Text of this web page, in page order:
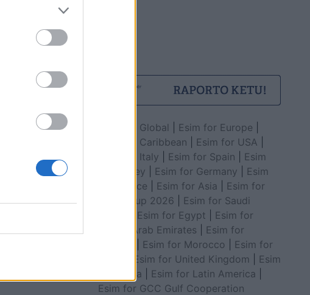
Esim for Global Esim for Europe
Esim for Caribbean
Esim for USA
Esim for Italy
Esim for Spain
Esim
for Turkey
Esim for Germany
Esim
for Greece
Esim for Asia
Esim for
World Cup 2026
Esim for Saudi
Esim for Egypt
Esim for
United Arab Emirates
Esim for
Esim for Morocco
Esim for
Esim for United Kingdom
Esim
for Africa
Esim for Latin America
Esim for GCC Gulf Cooperation